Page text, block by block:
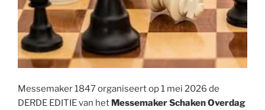
Messemaker 1847 organiseert op 1 mei 2026 de
DERDE EDITIE van het Messemaker Schaken Overdag